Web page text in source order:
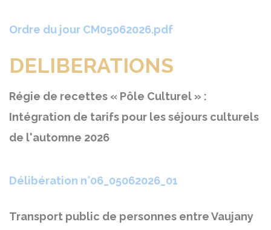
Ordre du jour CM05062026.pdf
DELIBERATIONS
Régie de recettes « Pôle Culturel » :
Intégration de tarifs pour les séjours culturels
de l'automne 2026
Délibération n°06_05062026_01
Transport public de personnes entre Vaujany